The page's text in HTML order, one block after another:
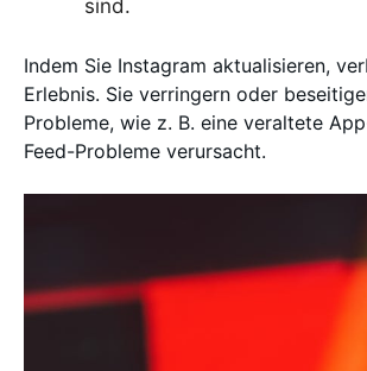
sind.
Indem Sie Instagram aktualisieren,
Erlebnis. Sie verringern oder
Probleme, wie z. B. eine veraltete
Feed-Probleme verursacht.